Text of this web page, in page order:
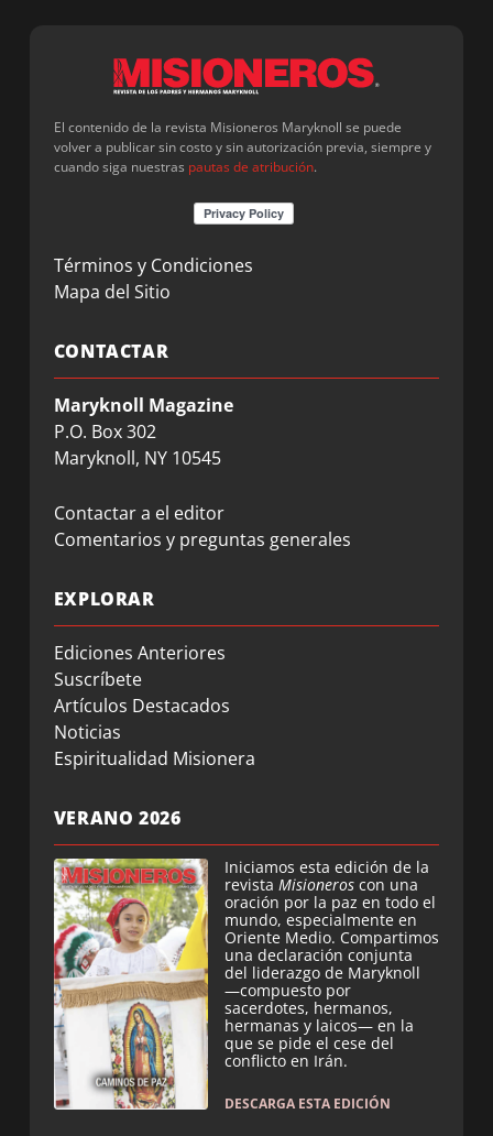
El contenido de la revista Misioneros Maryknoll se puede
volver a publicar sin costo y sin autorización previa, siempre y
cuando siga nuestras pautas de atribución.
Términos y Condiciones
Mapa del Sitio
CONTACTAR
Maryknoll Magazine
P.O. Box 302
Maryknoll, NY 10545
Contactar a el editor
Comentarios y preguntas generales
EXPLORAR
Ediciones Anteriores
Suscríbete
Artículos Destacados
Noticias
Espiritualidad Misionera
VERANO 2026
Iniciamos esta edición de la
revista Misioneros con una
oración por la paz en todo el
mundo, especialmente en
Oriente Medio. Compartimos
una declaración conjunta
del liderazgo de Maryknoll
—compuesto por
sacerdotes, hermanos,
hermanas y laicos— en la
que se pide el cese del
conflicto en Irán.
DESCARGA ESTA EDICIÓN